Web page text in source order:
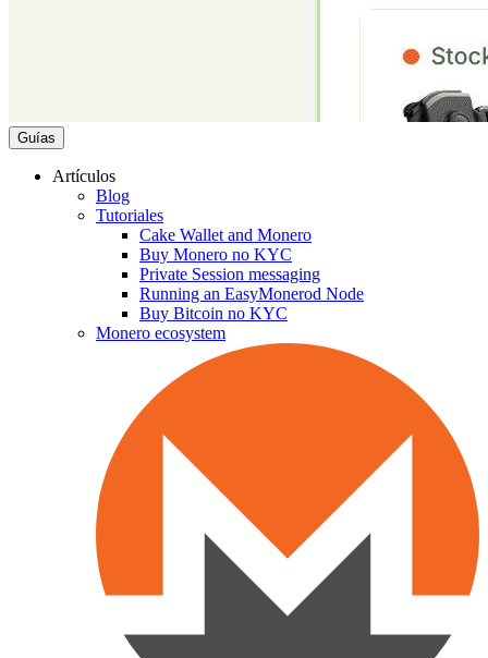
Guías
Artículos
Blog
Tutoriales
Cake Wallet and Monero
Buy Monero no KYC
Private Session messaging
Running an EasyMonerod Node
Buy Bitcoin no KYC
Monero ecosystem